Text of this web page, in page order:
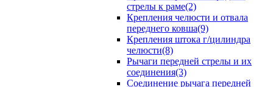
стрелы к раме(2)
Крепления челюсти и отвала
переднего ковша(9)
Крепления штока г/цилиндра
челюсти(8)
Рычаги передней стрелы и их
соединения(3)
Соединение рычага передней